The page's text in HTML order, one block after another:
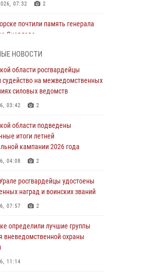
07:32 2
почтили память генерала
Яковлева
сотрудники Росгвардии
за хищение алкоголя
06:06
спецназ Росгвардии провел
сборы для кадетов
10:03 1
10:00
в совершении
11:41
НОВОСТИ
области росгвардейцы
судейство на межведомственных
силовых ведомств
03:42 2
области подведены
итоги летней
кампании 2026 года
04:08 2
росгвардейцы удостоены
наград и воинских званий
07:57 2
определили лучшие группы
вневедомственной охраны
11:14